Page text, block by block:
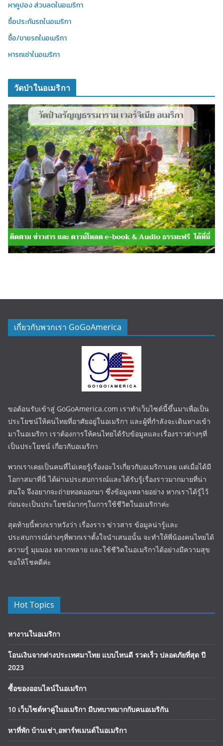
หาคูปอง ส่วนลดในอเมริกา
ซื้อประกันรถในอเมริกา
ซื้อ/ขายรถในอเมริกา
หารถเช่าในอเมริกา
วัดป่าในอเมริกา
เกี่ยวกับพวกเรา GoGoAmerica
ขอต้อนรับเข้าสู่ GoGoAmerica.com เราทำเว็บไซต์นี้ขึ้นมาเพื่อเป็น
ประโยชน์ให้คนไทยที่อาศัยอยู่ในอเมริกา และผู้ที่กำลังจะเดินทางเข้า
มาในอเมริกา เราต้องการให้คนไทยได้รับข้อมูลและเรื่องราวต่างๆที่
เป็นประโยชน์ เกี่ยวกับอเมริกา
พวกเราเคยเป็นคนที่ไม่เคยรู้เรื่องอะไรเกี่ยวกับอเมริกาเลย แต่เมื่อได้มี
โอกาสมาที่นี่ ได้ผ่านประสบการณ์และได้รับรู้เรื่องราวมากมายที่น่า
สนใจ จึงอยากจะถ่ายทอดออกมา ซึ่งข้อมูลหลายอย่าง หากเราได้รู้ไว้
ก่อนจะเป็นประโยชน์มากๆในการใช้ชีวิตในอเมริกาค่ะ
สุดท้ายนี้พวกเราหวังว่า เรื่องราว ข่าวสาร ข้อมูลน่ารู้และ
ประสบการณ์ต่างๆที่พวกเราตั้งใจนำเสนอนั้น จะทำให้พี่น้องคนไทยได้
ความรู้ มุมมอง หลากหลาย และใช้ชีวิตในอเมริกาได้อย่างมีความสุข
ขอให้โชคดีค่ะ
Hot Topics
หางานในอเมริกา
โอนเงินจากต่างประเทศมาไทย แบบไหนดี รวดเร็ว ปลอดภัยที่สุด ปี
2023
ซื้อของออนไลน์ในอเมริกา
10 เว็บไซต์หาคู่ในอเมริกา มีบทบาทมากกับคนอเมริกัน
หาที่พัก บ้านเช่า,อพาร์ทเมนต์ในอเมริกา